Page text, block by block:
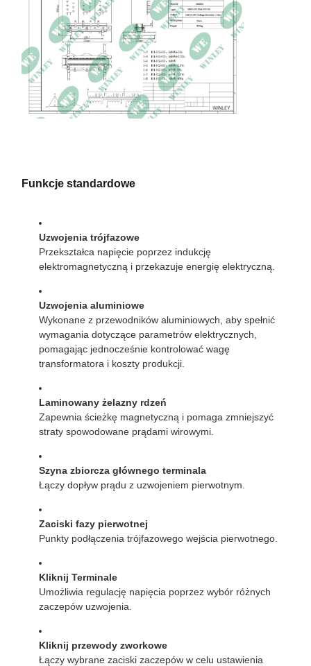
Wymiary
1100 szer. × 830 gł. ×
1400 wys. mm
Waga 590 kg
Funkcje standardowe
Uzwojenia trójfazowe
Przekształca napięcie poprzez indukcję
elektromagnetyczną i przekazuje energię elektryczną.
Uzwojenia aluminiowe
Wykonane z przewodników aluminiowych, aby spełnić
wymagania dotyczące parametrów elektrycznych,
pomagając jednocześnie kontrolować wagę
transformatora i koszty produkcji.
Laminowany żelazny rdzeń
Zapewnia ścieżkę magnetyczną i pomaga zmniejszyć
straty spowodowane prądami wirowymi.
Szyna zbiorcza głównego terminala
Łączy dopływ prądu z uzwojeniem pierwotnym.
Zaciski fazy pierwotnej
Punkty podłączenia trójfazowego wejścia pierwotnego.
Kliknij Terminale
Umożliwia regulację napięcia poprzez wybór różnych
zaczepów uzwojenia.
Kliknij przewody zworkowe
Łączy wybrane zaciski zaczepów w celu ustawienia